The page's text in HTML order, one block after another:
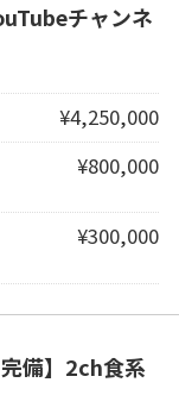
チャンネ
¥4,250,000
¥800,000
¥300,000
備】2ch食系